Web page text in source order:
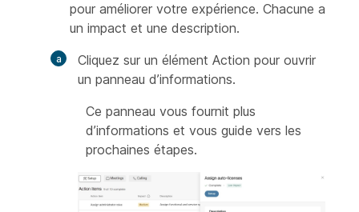
pour améliorer votre expérience. Chacune a
un impact et une description.
Cliquez sur un élément Action pour ouvrir
un panneau d’informations.
Ce panneau vous fournit plus
d’informations et vous guide vers les
prochaines étapes.